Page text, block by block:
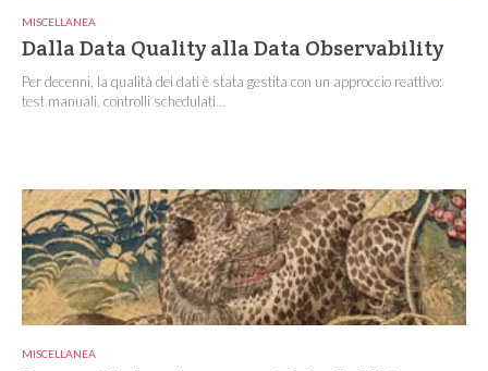
MISCELLANEA
Dalla Data Quality alla Data Observability
Per decenni, la qualità dei dati è stata gestita con un approccio reattivo:
test manuali, controlli schedulati...
MISCELLANEA